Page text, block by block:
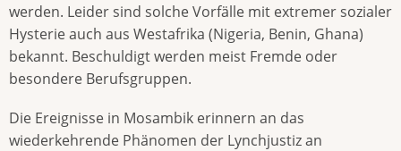
werden. Leider sind solche Vorfälle mit extremer sozialer
Hysterie auch aus Westafrika (Nigeria, Benin, Ghana)
bekannt. Beschuldigt werden meist Fremde oder
besondere Berufsgruppen.
Die Ereignisse in Mosambik erinnern an das
wiederkehrende Phänomen der Lynchjustiz an